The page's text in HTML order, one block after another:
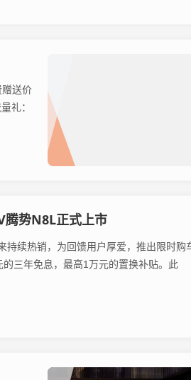
赠送价
礼：
腾势N8L正式上市
持续热销，为回馈用户厚爱，推出限时购
三年免息，最高1万元的置换补贴。此